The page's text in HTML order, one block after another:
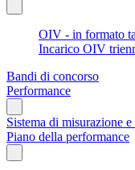
OIV - in formato
Incarico OIV
Bandi di concorso
Performance
Sistema di misurazione
Piano della performance